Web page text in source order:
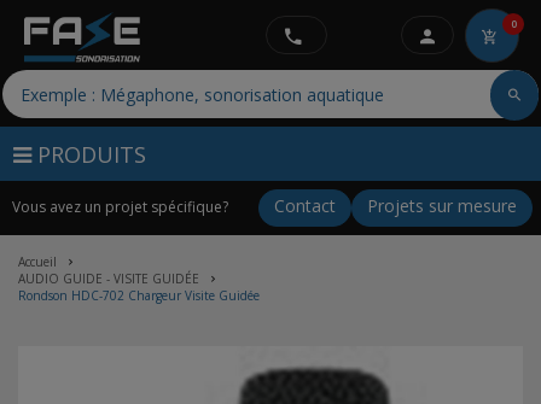
PRODUITS
Vous avez un projet spécifique? Projets sur mesure
Contact
0
Accueil
AUDIO GUIDE - VISITE GUIDÉE
Rondson HDC-702 Chargeur Visite Guidée